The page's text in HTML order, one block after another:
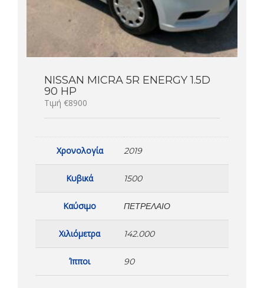
NISSAN MICRA 5R ENERGY 1.5D
90 HP
Τιμή €8900
Χρονολογία 2019
Κυβικά 1500
Καύσιμο ΠΕΤΡΈΛΑΙΟ
Χιλιόμετρα 142.000
Ίπποι 90